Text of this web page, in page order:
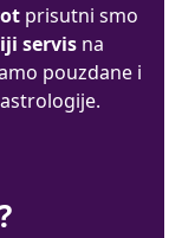
prisutni smo
servisna
pouzdane i